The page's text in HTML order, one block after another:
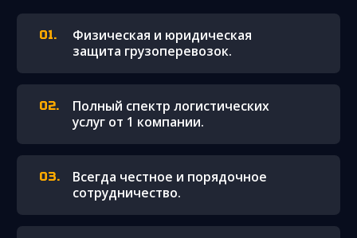
Физическая и юридическая
защита грузоперевозок.
Полный спектр логистических
услуг от 1 компании.
Всегда честное и порядочное
сотрудничество.